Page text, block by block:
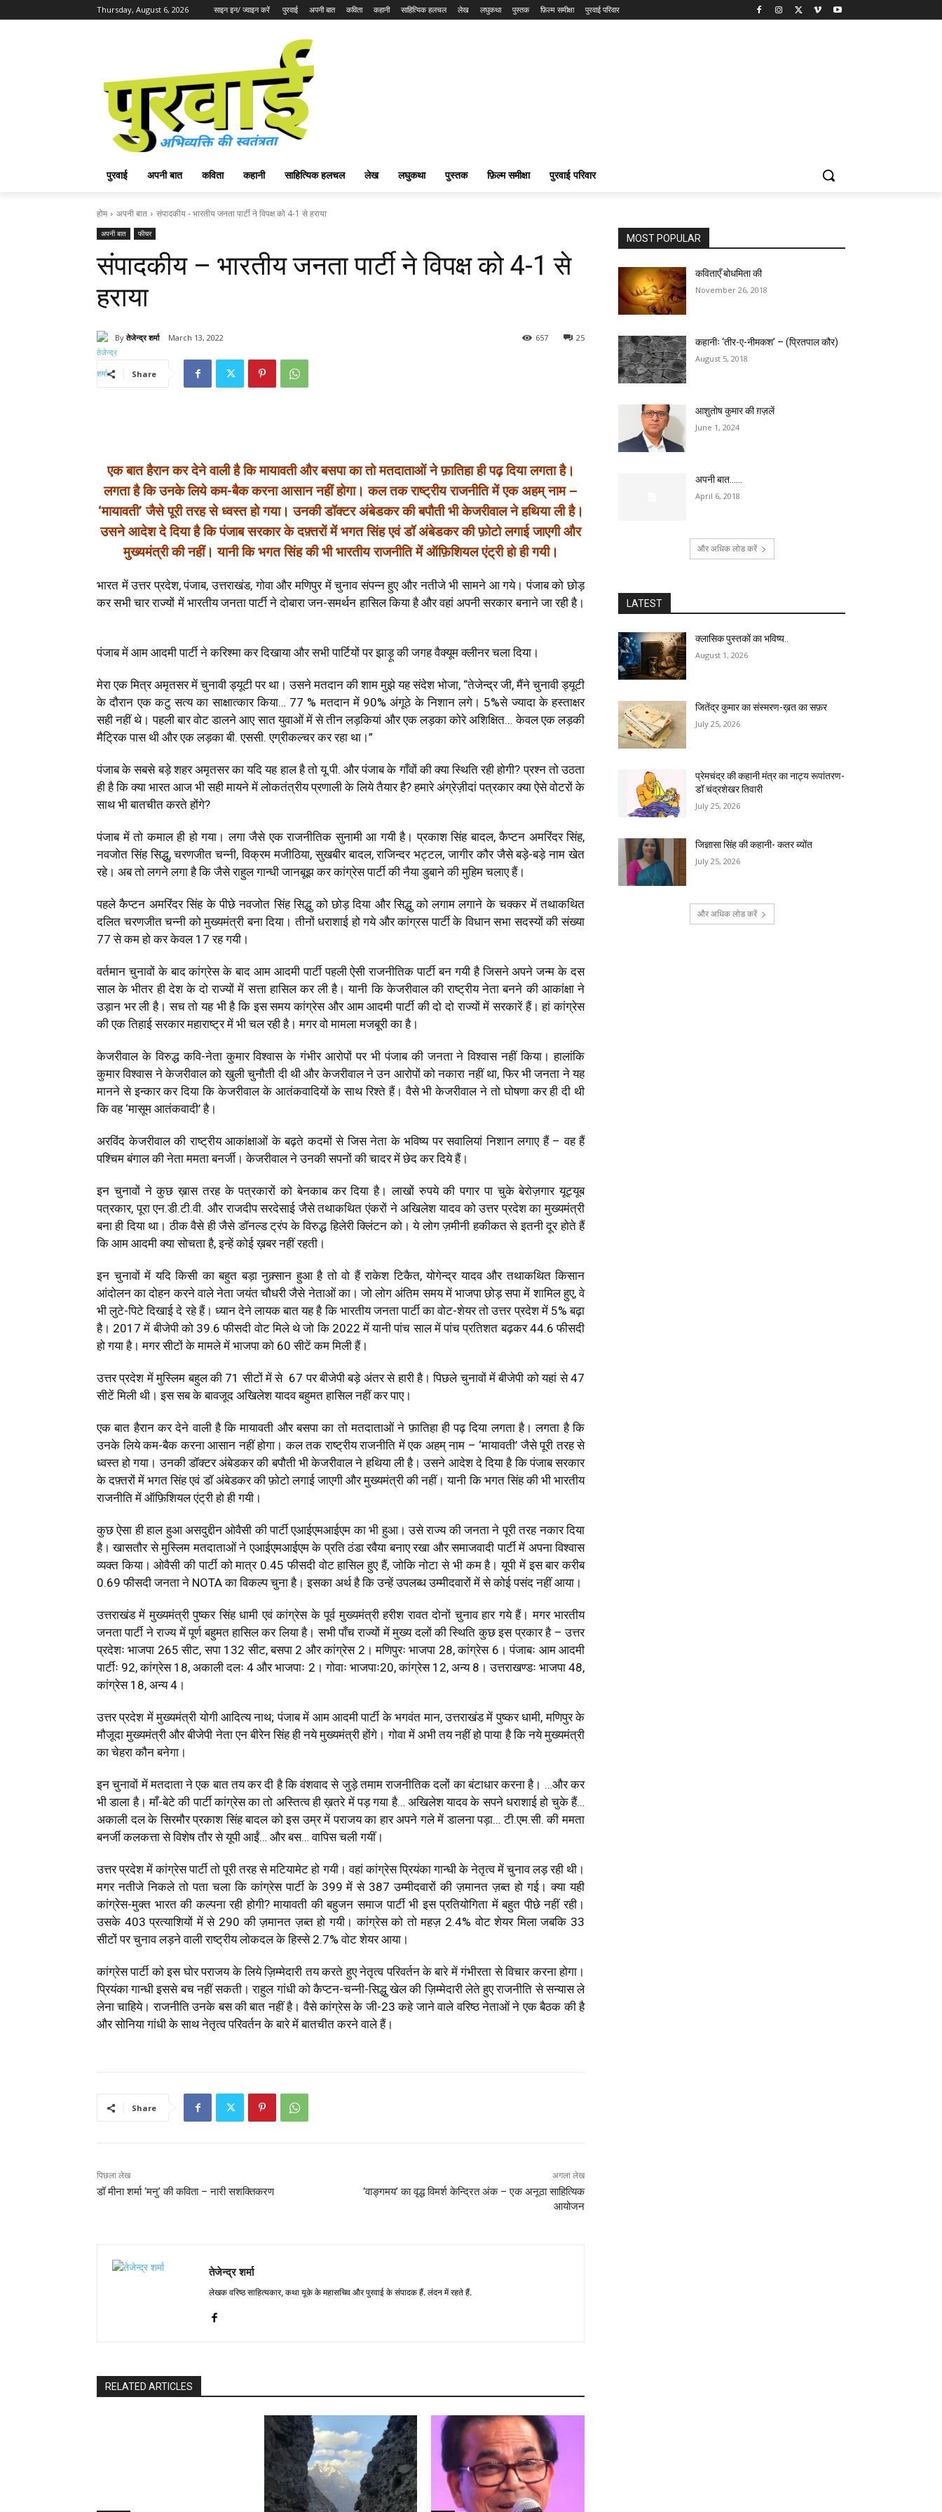
Thursday, August 6, 2026 साइन इन/ ज्वाइन करें पुरवाई अपनी बात कविता कहानी साहित्यिक हलचल लेख लघुकथा पुस्तक फ़िल्म समीक्षा पुरवाई परिवार
पुरवाई अपनी बात कविता कहानी साहित्यिक हलचल लेख लघुकथा पुस्तक फ़िल्म समीक्षा पुरवाई परिवार
होम अपनी बात संपादकीय - भारतीय जनता पार्टी ने विपक्ष को 4-1 से हराया
अपनी बात फीचर
संपादकीय – भारतीय जनता पार्टी ने विपक्ष को 4-1 से
हराया
By तेजेन्द्र शर्मा March 13, 2022 25
657
Share
एक बात हैरान कर देने वाली है कि मायावती और बसपा का तो मतदाताओं ने फ़ातिहा ही पढ़ दिया लगता है।
लगता है कि उनके लिये कम-बैक करना आसान नहीं होगा। कल तक राष्ट्रीय राजनीति में एक अहम् नाम –
‘मायावती’ जैसे पूरी तरह से ध्वस्त हो गया। उनकी डॉक्टर अंबेडकर की बपौती भी केजरीवाल ने हथिया ली है।
उसने आदेश दे दिया है कि पंजाब सरकार के दफ़्तरों में भगत सिंह एवं डॉ अंबेडकर की फ़ोटो लगाई जाएगी और
मुख्यमंत्री की नहीं। यानी कि भगत सिंह की भी भारतीय राजनीति में ऑफ़िशियल एंट्री हो ही गयी।
भारत में उत्तर प्रदेश, पंजाब, उत्तराखंड, गोवा और मणिपुर में चुनाव संपन्न हुए और नतीजे भी सामने आ गये। पंजाब को छोड़
कर सभी चार राज्यों में भारतीय जनता पार्टी ने दोबारा जन-समर्थन हासिल किया है और वहां अपनी सरकार बनाने जा रही है।
पंजाब में आम आदमी पार्टी ने करिश्मा कर दिखाया और सभी पार्टियों पर झाड़ू की जगह वैक्यूम क्लीनर चला दिया।
मेरा एक मित्र अमृतसर में चुनावी ड्यूटी पर था। उसने मतदान की शाम मुझे यह संदेश भोजा, “तेजेन्द्र जी, मैंने चुनावी ड्यूटी
के दौरान एक कटु सत्य का साक्षात्कार किया… 77 % मतदान में 90% अंगूठे के निशान लगे। 5%से ज्यादा के हस्ताक्षर
सही नहीं थे। पहली बार वोट डालने आए सात युवाओं में से तीन लड़कियां और एक लड़का कोरे अशिक्षित… केवल एक लड़की
मैट्रिक पास थी और एक लड़का बी. एससी. एग्रीकल्चर कर रहा था।”
पंजाब के सबसे बड़े शहर अमृतसर का यदि यह हाल है तो यू.पी. और पंजाब के गाँवों की क्या स्थिति रही होगी? प्रश्न तो उठता
ही है कि क्या भारत आज भी सही मायने में लोकतंत्रीय प्रणाली के लिये तैयार है? हमारे अंग्रेज़ीदां पत्रकार क्या ऐसे वोटरों के
साथ भी बातचीत करते होंगे?
पंजाब में तो कमाल ही हो गया। लगा जैसे एक राजनीतिक सुनामी आ गयी है। प्रकाश सिंह बादल, कैप्टन अमरिंदर सिंह,
नवजोत सिंह सिद्धु, चरणजीत चन्नी, विक्रम मजीठिया, सुखबीर बादल, राजिन्दर भट्टल, जागीर कौर जैसे बड़े-बड़े नाम खेत
रहे। अब तो लगने लगा है कि जैसे राहुल गान्धी जानबूझ कर कांग्रेस पार्टी की नैया डुबाने की मुहिम चलाए हैं।
पहले कैप्टन अमरिंदर सिंह के पीछे नवजोत सिंह सिद्धु को छोड़ दिया और सिद्धु को लगाम लगाने के चक्कर में तथाकथित
दलित चरणजीत चन्नी को मुख्यमंत्री बना दिया। तीनों धराशाई हो गये और कांग्रस पार्टी के विधान सभा सदस्यों की संख्या
77 से कम हो कर केवल 17 रह गयी।
वर्तमान चुनावों के बाद कांग्रेस के बाद आम आदमी पार्टी पहली ऐसी राजनीतिक पार्टी बन गयी है जिसने अपने जन्म के दस
साल के भीतर ही देश के दो राज्यों में सत्ता हासिल कर ली है। यानी कि केजरीवाल की राष्ट्रीय नेता बनने की आकांक्षा ने
उड़ान भर ली है। सच तो यह भी है कि इस समय कांग्रेस और आम आदमी पार्टी की दो दो राज्यों में सरकारें हैं। हां कांग्रेस
की एक तिहाई सरकार महाराष्ट्र में भी चल रही है। मगर वो मामला मजबूरी का है।
केजरीवाल के विरुद्ध कवि-नेता कुमार विश्वास के गंभीर आरोपों पर भी पंजाब की जनता ने विश्वास नहीं किया। हालांकि
कुमार विश्वास ने केजरीवाल को खुली चुनौती दी थी और केजरीवाल ने उन आरोपों को नकारा नहीं था, फिर भी जनता ने यह
मानने से इन्कार कर दिया कि केजरीवाल के आतंकवादियों के साथ रिश्ते हैं। वैसे भी केजरीवाल ने तो घोषणा कर ही दी थी
कि वह ‘मासूम आतंकवादी’ है।
अरविंद केजरीवाल की राष्ट्रीय आकांक्षाओं के बढ़ते कदमों से जिस नेता के भविष्य पर सवालियां निशान लगाए हैं – वह हैं
पश्चिम बंगाल की नेता ममता बनर्जी। केजरीवाल ने उनकी सपनों की चादर में छेद कर दिये हैं।
इन चुनावों ने कुछ ख़ास तरह के पत्रकारों को बेनकाब कर दिया है। लाखों रुपये की पगार पा चुके बेरोज़गार यूट्यूब
पत्रकार, पूरा एन.डी.टी.वी. और राजदीप सरदेसाई जैसे तथाकथित एंकरों ने अखिलेश यादव को उत्तर प्रदेश का मुख्यमंत्री
बना ही दिया था। ठीक वैसे ही जैसे डॉनल्ड ट्रंप के विरुद्ध हिलेरी क्लिंटन को। ये लोग ज़मीनी हकीकत से इतनी दूर होते हैं
कि आम आदमी क्या सोचता है, इन्हें कोई ख़बर नहीं रहती।
इन चुनावों में यदि किसी का बहुत बड़ा नुक़्सान हुआ है तो वो हैं राकेश टिकैत, योगेन्द्र यादव और तथाकथित किसान
आंदोलन का दोहन करने वाले नेता जयंत चौधरी जैसे नेताओं का। जो लोग अंतिम समय में भाजपा छोड़ सपा में शामिल हुए, वे
भी लुटे-पिटे दिखाई दे रहे हैं। ध्यान देने लायक बात यह है कि भारतीय जनता पार्टी का वोट-शेयर तो उत्तर प्रदेश में 5% बढ़ा
है। 2017 में बीजेपी को 39.6 फीसदी वोट मिले थे जो कि 2022 में यानी पांच साल में पांच प्रतिशत बढ़कर 44.6 फीसदी
हो गया है। मगर सीटों के मामले में भाजपा को 60 सीटें कम मिली हैं।
उत्तर प्रदेश में मुस्लिम बहुल की 71 सीटों में से 67 पर बीजेपी बड़े अंतर से हारी है। पिछले चुनावों में बीजेपी को यहां से 47
सीटें मिली थी। इस सब के बावजूद अखिलेश यादव बहुमत हासिल नहीं कर पाए।
एक बात हैरान कर देने वाली है कि मायावती और बसपा का तो मतदाताओं ने फ़ातिहा ही पढ़ दिया लगता है। लगता है कि
उनके लिये कम-बैक करना आसान नहीं होगा। कल तक राष्ट्रीय राजनीति में एक अहम् नाम – ‘मायावती’ जैसे पूरी तरह से
ध्वस्त हो गया। उनकी डॉक्टर अंबेडकर की बपौती भी केजरीवाल ने हथिया ली है। उसने आदेश दे दिया है कि पंजाब सरकार
के दफ़्तरों में भगत सिंह एवं डॉ अंबेडकर की फ़ोटो लगाई जाएगी और मुख्यमंत्री की नहीं। यानी कि भगत सिंह की भी भारतीय
राजनीति में ऑफ़िशियल एंट्री हो ही गयी।
कुछ ऐसा ही हाल हुआ असदुद्दीन ओवैसी की पार्टी एआईएमआईएम का भी हुआ। उसे राज्य की जनता ने पूरी तरह नकार दिया
है। खासतौर से मुस्लिम मतदाताओं ने एआईएमआईएम के प्रति ठंडा रवैया बनाए रखा और समाजवादी पार्टी में अपना विश्वास
व्यक्त किया।ओवैसी की पार्टी को मात्र 0.45 फीसदी वोट हासिल हुए हैं, जोकि नोटा से भी कम है। यूपी में इस बार करीब
0.69 फीसदी जनता ने NOTA का विकल्प चुना है। इसका अर्थ है कि उन्हें उपलब्ध उम्मीदवारों में से कोई पसंद नहीं आया।
उत्तराखंड में मुख्यमंत्री पुष्कर सिंह धामी एवं कांग्रेस के पूर्व मुख्यमंत्री हरीश रावत दोनों चुनाव हार गये हैं। मगर भारतीय
जनता पार्टी ने राज्य में पूर्ण बहुमत हासिल कर लिया है। सभी पाँच राज्यों में मुख्य दलों की स्थिति कुछ इस प्रकार है – उत्तर
प्रदेशः भाजपा 265 सीट, सपा 132 सीट, बसपा 2 और कांग्रेस 2। मणिपुरः भाजपा 28, कांग्रेस 6। पंजाबः आम आदमी
पार्टीः 92, कांग्रेस 18, अकाली दलः 4 और भाजपाः 2। गोवाः भाजपाः20, कांग्रेस 12, अन्य 8। उत्तराखण्डः भाजपा 48,
कांग्रेस 18, अन्य 4।
उत्तर प्रदेश में मुख्यमंत्री योगी आदित्य नाथ; पंजाब में आम आदमी पार्टी के भगवंत मान, उत्तराखंड में पुष्कर धामी,मणिपुर के
मौजूदा मुख्यमंत्री और बीजेपी नेता एन बीरेन सिंह ही नये मुख्यमंत्री होंगे। गोवा में अभी तय नहीं हो पाया है कि नये मुख्यमंत्री
का चेहरा कौन बनेगा।
इन चुनावों में मतदाता ने एक बात तय कर दी है कि वंशवाद से जुड़े तमाम राजनीतिक दलों का बंटाधार करना है। …और कर
भी डाला है। माँ-बेटे की पार्टी कांग्रेस का तो अस्तित्व ही ख़तरे में पड़ गया है… अखिलेश यादव के सपने धराशाई हो चुके हैं…
अकाली दल के सिरमौर प्रकाश सिंह बादल को इस उम्र में पराजय का हार अपने गले में डालना पड़ा… टी.एम.सी. की ममता
बनर्जी कलकत्ता से विशेष तौर से यूपी आईं… और बस… वापिस चली गयीं।
उत्तर प्रदेश में कांग्रेस पार्टी तो पूरी तरह से मटियामेट हो गयी। वहां कांग्रेस प्रियंका गान्धी के नेतृत्व में चुनाव लड़ रही थी।
मगर नतीजे निकले तो पता चला कि कांग्रेस पार्टी के 399 में से 387 उम्मीदवारों की ज़मानत ज़ब्त हो गई। क्या यही
कांग्रेस-मुक्त भारत की कल्पना रही होगी? मायावती की बहुजन समाज पार्टी भी इस प्रतियोगिता में बहुत पीछे नहीं रही।
उसके 403 प्रत्याशियों में से 290 की ज़मानत ज़ब्त हो गयी। कांग्रेस को तो महज़ 2.4% वोट शेयर मिला जबकि 33
सीटों पर चुनाव लड़ने वाली राष्ट्रीय लोकदल के हिस्से 2.7% वोट शेयर आया।
कांग्रेस पार्टी को इस घोर पराजय के लिये ज़िम्मेदारी तय करते हुए नेतृत्व परिवर्तन के बारे में गंभीरता से विचार करना होगा।
प्रियंका गान्धी इससे बच नहीं सकती। राहुल गांधी को कैप्टन-चन्नी-सिद्धु खेल की ज़िम्मेदारी लेते हुए राजनीति से सन्यास ले
लेना चाहिये। राजनीति उनके बस की बात नहीं है। वैसे कांग्रेस के जी-23 कहे जाने वाले वरिष्ठ नेताओं ने एक बैठक की है
और सोनिया गांधी के साथ नेतृत्व परिवर्तन के बारे में बातचीत करने वाले हैं।
Share
पिछला लेख
डॉ मीना शर्मा ‘मनु’ की कविता – नारी सशक्तिकरण
अगला लेख
‘वाङ्गमय’ का वृद्ध विमर्श केन्द्रित अंक – एक अनूठा साहित्यिक
आयोजन
तेजेन्द्र शर्मा
लेखक वरिष्ठ साहित्यकार, कथा यूके के महासचिव और पुरवाई के संपादक हैं. लंदन में रहते हैं.
RELATED ARTICLES
MOST POPULAR
कविताएँ बोधमिता की
November 26, 2018
कहानीः ‘तीर-ए-नीमकश’ – (प्रितपाल कौर)
August 5, 2018
आशुतोष कुमार की ग़ज़लें
June 1, 2024
अपनी बात……
April 6, 2018
और अधिक लोड करें
LATEST
क्लासिक पुस्तकों का भविष्य..
August 1, 2026
जितेंद्र कुमार का संस्मरण-ख़त का सफ़र
July 25, 2026
प्रेमचंद्र की कहानी मंत्र का नाट्य रूपांतरण-
डॉ चंद्रशेखर तिवारी
July 25, 2026
जिज्ञासा सिंह की कहानी- कतर ब्योंत
July 25, 2026
और अधिक लोड करें